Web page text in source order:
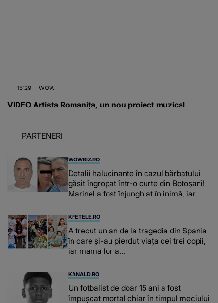
15:29 WOW
VIDEO Artista Romanița, un nou proiect muzical
PARTENERI
WOWBIZ.RO
Detalii halucinante în cazul bărbatului
găsit îngropat într-o curte din Botoșani!
Marinel a fost înjunghiat în inimă, iar
suspecți
KFETELE.RO
A trecut un an de la tragedia din Spania
în care și-au pierdut viața cei trei copii,
iar mama lor a…
KANALD.RO
Un fotbalist de doar 15 ani a fost
împușcat mortal chiar în timpul meciului